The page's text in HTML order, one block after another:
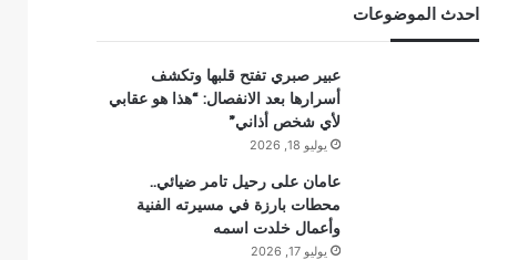
احدث الموضوعات
عبير صبري تفتح قلبها وتكشف
أسرارها بعد الانفصال: “هذا هو عقابي
لأي شخص أذاني”
يوليو 18, 2026
عامان على رحيل تامر ضيائي..
محطات بارزة في مسيرته الفنية
وأعمال خلدت اسمه
يوليو 17, 2026